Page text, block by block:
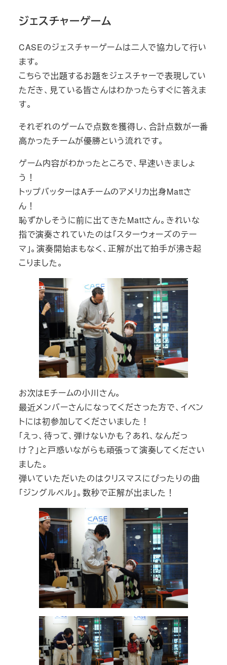
ジェスチャーゲーム
CASEのジェスチャーゲームは二人で協力して行い
ます。
こちらで出題するお題をジェスチャーで表現してい
ただき、見ている皆さんはわかったらすぐに答えま
す。
それぞれのゲームで点数を獲得し、合計点数が一番
高かったチームが優勝という流れです。
ゲーム内容がわかったところで、早速いきましょ
う！
トップバッターはAチームのアメリカ出身Mattさ
ん！
恥ずかしそうに前に出てきたMattさん。きれいな
指で演奏されていたのは「スターウォーズのテー
マ」。演奏開始まもなく、正解が出て拍手が沸き起
こりました。
お次はEチームの小川さん。
最近メンバーさんになってくださった方で、イベン
トには初参加してくださいました！
「えっ、待って、弾けないかも？あれ、なんだっ
け？」と戸惑いながらも頑張って演奏してください
ました。
弾いていただいたのはクリスマスにぴったりの曲
「ジングルベル」。数秒で正解が出ました！